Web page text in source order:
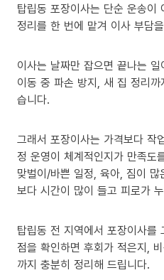
탑립동 포장이사는 단순 운송이
정리를 한 번에 맡겨 이사 부담
이사는 날짜만 잡으면 끝나는
이동 중 파손 방지, 새 집 정리
습니다.
그래서 포장이사는 가격보다 작
정 운영이 체계적인지가 만족도
맞벌이/바쁜 일정, 육아, 짐이
보다 시간이 많이 들고 피로가
탑립동 전 지역에서 포장이사를
점을 확인하면 후회가 적은지,
까지 충분히 정리해 드립니다.